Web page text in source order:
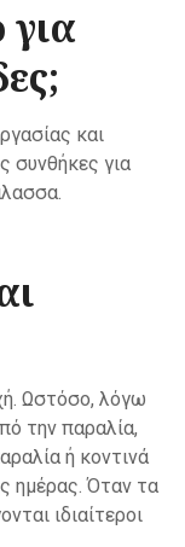
για
και
συνθήκες για
Ωστόσο, λόγω
την παραλία,
ή κοντινά
ημέρας. Όταν τα
ιδιαίτεροι